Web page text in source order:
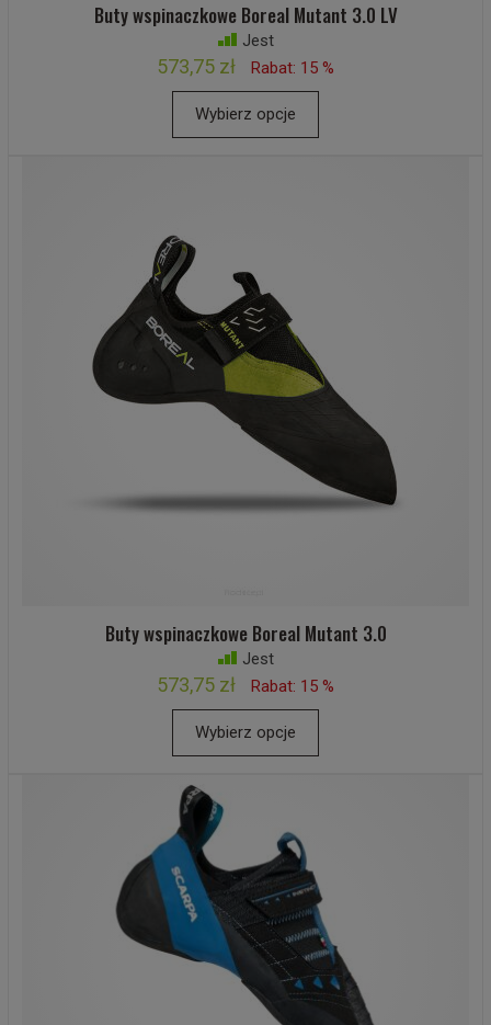
Buty wspinaczkowe Boreal Mutant 3.0 LV
Jest
573,75 zł Rabat: 15 %
Wybierz opcje
Buty wspinaczkowe Boreal Mutant 3.0
Jest
573,75 zł Rabat: 15 %
Wybierz opcje